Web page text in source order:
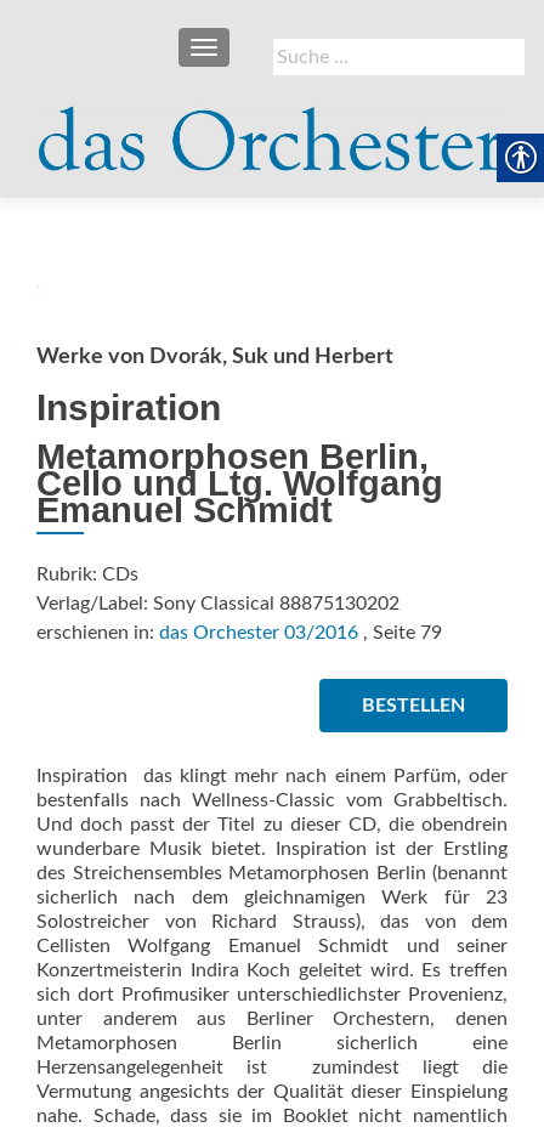
Suche
nach:
SCHALTE NAVIGATION
Werke von Dvorák, Suk und Herbert
Inspiration
Metamorphosen Berlin,
Cello und Ltg. Wolfgang
Emanuel Schmidt
Rubrik: CDs
Verlag/Label: Sony Classical 88875130202
erschienen in: das Orchester 03/2016 , Seite 79
BESTELLEN
Inspiration  das klingt mehr nach einem Parfüm, oder
bestenfalls nach Wellness-Classic vom Grabbeltisch.
Und doch passt der Titel zu dieser CD, die obendrein
wunderbare Musik bietet. Inspiration ist der Erstling
des Streichensembles Metamorphosen Berlin (benannt
sicherlich nach dem gleichnamigen Werk für 23
Solostreicher von Richard Strauss), das von dem
Cellisten Wolfgang Emanuel Schmidt und seiner
Konzertmeisterin Indira Koch geleitet wird. Es treffen
sich dort Profimusiker unterschiedlichster Provenienz,
unter anderem aus Berliner Orchestern, denen
Metamorphosen Berlin sicherlich eine
Herzensangelegenheit ist  zumindest liegt die
Vermutung angesichts der Qualität dieser Einspielung
nahe. Schade, dass sie im Booklet nicht namentlich